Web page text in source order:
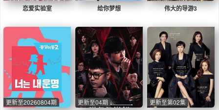
恋爱实验室 给你梦想 伟大的导游3
更新至20260804期 更新至04期 更新至第02集